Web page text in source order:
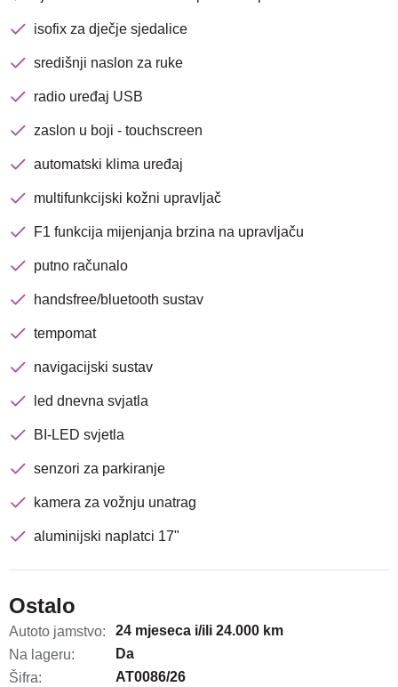
isofix za dječje sjedalice
središnji naslon za ruke
radio uređaj USB
zaslon u boji - touchscreen
automatski klima uređaj
multifunkcijski kožni upravljač
F1 funkcija mijenjanja brzina na upravljaču
putno računalo
handsfree/bluetooth sustav
tempomat
navigacijski sustav
led dnevna svjatla
BI-LED svjetla
senzori za parkiranje
kamera za vožnju unatrag
aluminijski naplatci 17"
Ostalo
Autoto jamstvo:
24 mjeseca i/ili 24.000 km
Na lageru:
Da
Šifra:
AT0086/26
Brza pretraga